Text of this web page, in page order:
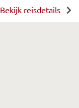
Bekijk reisdetails